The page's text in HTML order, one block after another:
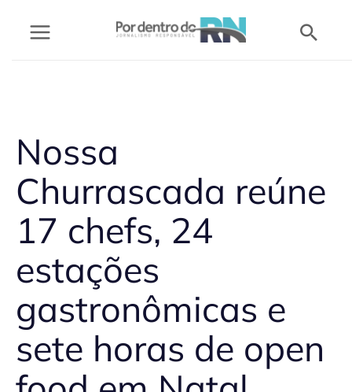
Nossa
Churrascada reúne
17 chefs, 24
estações
gastronômicas e
sete horas de open